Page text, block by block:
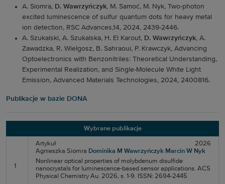
A. Siomra, D. Wawrzyńczyk, M. Samoć, M. Nyk, Two-photon
excited luminescence of sulfur quantum dots for heavy metal
ion detection, RSC Advances,14, 2024, 2439-2446.
A. Szukalski, A. Szukalska, H. El Karout, D. Wawrzyńczyk, A.
Zawadzka, R. Wielgosz, B. Sahraoui, P. Krawczyk, Advancing
Optoelectronics with Benzonitriles: Theoretical Understanding,
Experimental Realization, and Single-Molecule White Light
Emission, Advanced Materials Technologies, 2024, 2400816.
Publikacje w bazie DONA
Wybrane publikacje
1
Artykuł
2026
Agnieszka Siomra Dominika M Wawrzyńczyk Marcin W Nyk
Nonlinear optical properties of molybdenum disulfide
nanocrystals for luminescence-based sensor applications. ACS
Physical Chemistry Au. 2026, s. 1-9. ISSN: 2694-2445